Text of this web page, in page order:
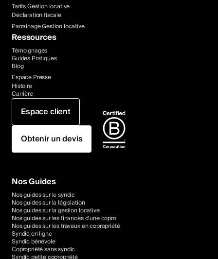
Tarifs Gestion locative
Déclaration fiscale
Parrainage Gestion locative
Ressources
Témoignages
Guides Pratiques
Blog
Espace Presse
Histoire
Carrière
Espace client
Obtenir un devis
Nos Guides
Nos guides sur le syndic
Nos guides sur la législation
Nos guides sur la gestion locative
Nos guides sur les finances d'une copro
Nos guides sur les travaux en copropriété
Syndic en ligne
Syndic bénévole
Copropriété sans syndic